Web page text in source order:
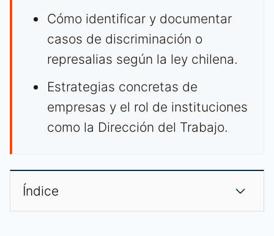
Cómo identificar y documentar
casos de discriminación o
represalias según la ley chilena.
Estrategias concretas de
empresas y el rol de instituciones
como la Dirección del Trabajo.
Índice